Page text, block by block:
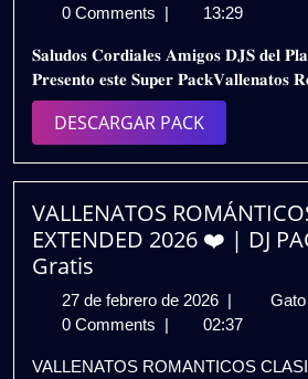
de
de
2024
0 Comments | 13:29
𝐒𝐚𝐥𝐮𝐝𝐨𝐬 𝐂𝐨𝐫𝐝𝐢𝐚𝐥𝐞𝐬 𝐀𝐦𝐢𝐠𝐨𝐬 𝐃𝐉𝐒 𝐝𝐞𝐥
𝐏𝐫𝐞𝐬𝐞𝐧𝐭𝐨 𝐞𝐬𝐭𝐞 𝐒𝐮𝐩𝐞𝐫 𝐏𝐚𝐜𝐤𝐕𝐚𝐥𝐥𝐞𝐧𝐚𝐭𝐨𝐬
DESCARGAR PACKDESCARGAR
PACK
VALLENATOS
EXTENDED 2026 ❤️ | DJ
Gratis
27 de febrero de 2026 27
de
de
|
0 Comments | 02:37
VALLENATOS ROMANTICOS